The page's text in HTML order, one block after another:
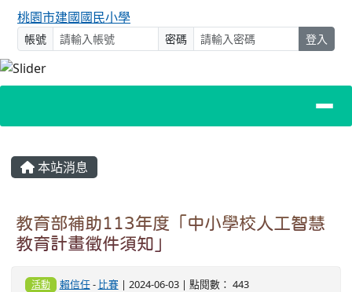
桃園市建國國民小學
帳號 密碼 登入
主內容區域
本站消息
教育部補助113年度「中小學校人工智慧
教育計畫徵件須知」
活動 賴信任- 比賽| 2024-06-03 | 點閱數： 443